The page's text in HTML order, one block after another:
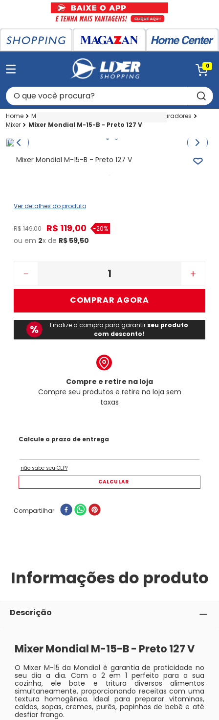
0
O que você procura?
Magazan
Preparadores
Mixer
Mixer Mondial M-15-B - Preto 127 V
Mixer Mondial M-15-B - Preto 127 V
Ver detalhes do produto
R$149,00 R$ 119,00 -20%
ou em 2x de R$ 59,50
＋
－
COMPRAR AGORA
Finalize a compra para garantir seu produto
com desconto!
Compre e retire na loja
Compre seu produtos e retire na loja sem
taxas
Compartilhar
Informações do produto
Descrição
Mixer Mondial M-15-B - Preto 127 V
O Mixer M-15 da Mondial é garantia de praticidade no
seu dia a dia. Com o 2 em 1 perfeito para a sua
cozinha, ele bate e tritura diversos alimentos
simultaneamente, proporcionando receitas com uma
textura homogênea. Ideal para preparar vitaminas,
caldos, sopas, cremes, purês, papinhas de bebê e até
desfiar frango.